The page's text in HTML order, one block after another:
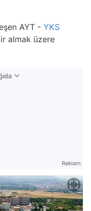
AYT - YKS
almak üzere
Reklam